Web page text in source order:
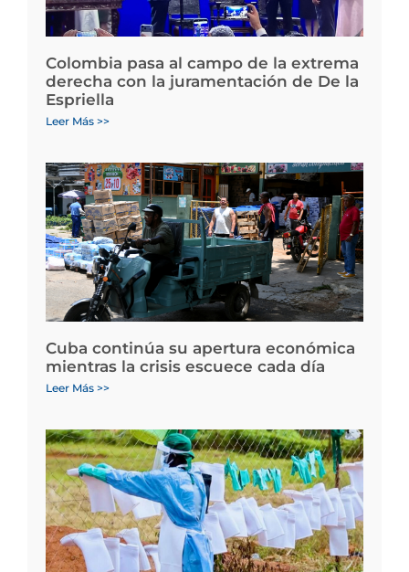
Colombia pasa al campo de la extrema
derecha con la juramentación de De la
Espriella
Leer Más >>
Cuba continúa su apertura económica
mientras la crisis escuece cada día
Leer Más >>